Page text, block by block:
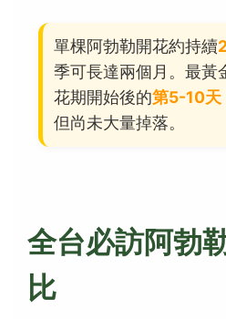
單棵阿勃勒開花約持續
季可長達兩個月。最黃
花期開始後的第5-10天
但尚未大量掉落。
全台必訪阿勃
比